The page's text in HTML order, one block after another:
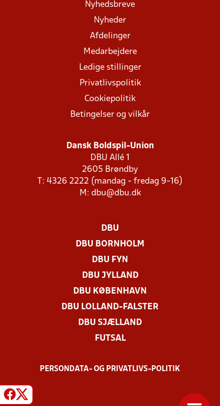
Nyhedsbreve
Nyheder
Afdelinger
Medarbejdere
Ledige stillinger
Privatlivspolitik
Cookiepolitik
Betingelser og vilkår
Dansk Boldspil-Union
DBU Allé 1
2605 Brøndby
T: 4326 2222 (mandag - fredag 9-16)
M: dbu@dbu.dk
DBU
DBU BORNHOLM
DBU FYN
DBU JYLLAND
DBU KØBENHAVN
DBU LOLLAND-FALSTER
DBU SJÆLLAND
FUTSAL
PERSONDATA- OG PRIVATLIVS-POLITIK